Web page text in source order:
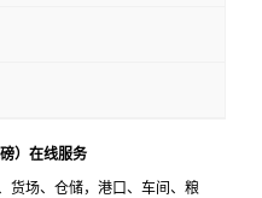
）在线服务
货场、仓储，港口、车间、粮